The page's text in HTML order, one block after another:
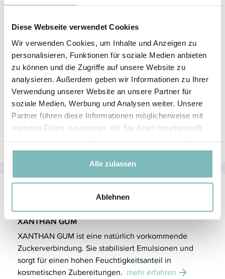
Diese Webseite verwendet Cookies
Wir verwenden Cookies, um Inhalte und Anzeigen zu
personalisieren, Funktionen für soziale Medien anbieten
zu können und die Zugriffe auf unsere Website zu
analysieren. Außerdem geben wir Informationen zu Ihrer
Verwendung unserer Website an unsere Partner für
soziale Medien, Werbung und Analysen weiter. Unsere
Partner führen diese Informationen möglicherweise mit
weiteren Daten zusammen, die Sie ihnen bereitgestellt
gesammelt haben.
Alle zulassen
Ablehnen
XANTHAN GUM
XANTHAN GUM ist eine natürlich vorkommende
Zuckerverbindung. Sie stabilisiert Emulsionen und
sorgt für einen hohen Feuchtigkeitsanteil in
kosmetischen Zubereitungen. mehr erfahren